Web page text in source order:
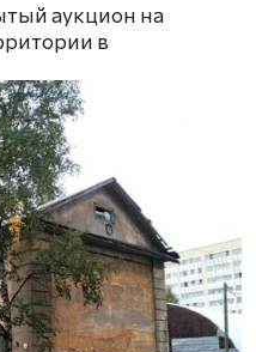
аукцион на
в